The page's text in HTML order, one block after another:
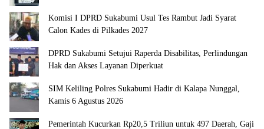
Komisi I DPRD Sukabumi Usul Tes Rambut Jadi Syarat
Calon Kades di Pilkades 2027
DPRD Sukabumi Setujui Raperda Disabilitas, Perlindungan
Hak dan Akses Layanan Diperkuat
SIM Keliling Polres Sukabumi Hadir di Kalapa Nunggal,
Kamis 6 Agustus 2026
Pemerintah Kucurkan Rp20,5 Triliun untuk 497 Daerah, Gaji